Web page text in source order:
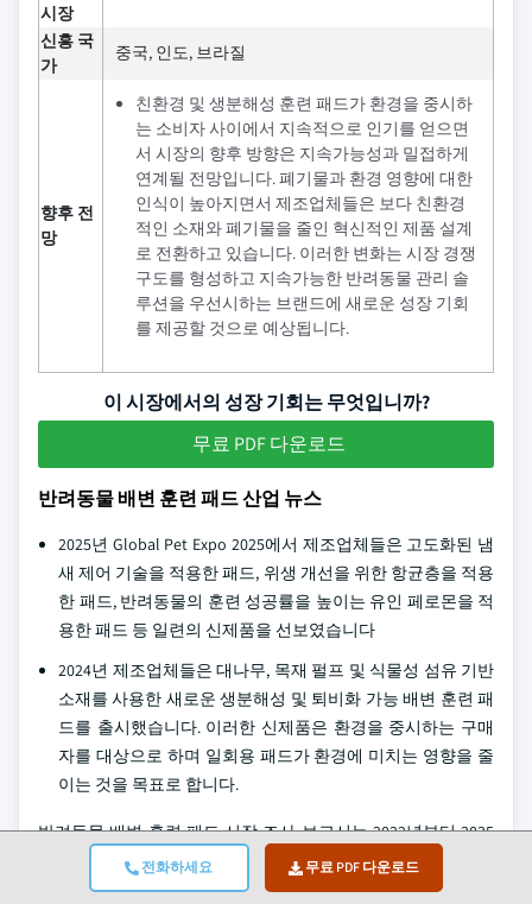
전화하세요 무료 PDF 다운로드
시장
신흥 국
가
중국, 인도, 브라질
향후 전
망
친환경 및 생분해성 훈련 패드가 환경을 중시하
는 소비자 사이에서 지속적으로 인기를 얻으면
서 시장의 향후 방향은 지속가능성과 밀접하게
연계될 전망입니다. 폐기물과 환경 영향에 대한
인식이 높아지면서 제조업체들은 보다 친환경
적인 소재와 폐기물을 줄인 혁신적인 제품 설계
로 전환하고 있습니다. 이러한 변화는 시장 경쟁
구도를 형성하고 지속가능한 반려동물 관리 솔
루션을 우선시하는 브랜드에 새로운 성장 기회
를 제공할 것으로 예상됩니다.
이 시장에서의 성장 기회는 무엇입니까?
무료 PDF 다운로드
반려동물 배변 훈련 패드 산업 뉴스
2025년 Global Pet Expo 2025에서 제조업체들은 고도화된 냄
새 제어 기술을 적용한 패드, 위생 개선을 위한 항균층을 적용
한 패드, 반려동물의 훈련 성공률을 높이는 유인 페로몬을 적
용한 패드 등 일련의 신제품을 선보였습니다
2024년 제조업체들은 대나무, 목재 펄프 및 식물성 섬유 기반
소재를 사용한 새로운 생분해성 및 퇴비화 가능 배변 훈련 패
드를 출시했습니다. 이러한 신제품은 환경을 중시하는 구매
자를 대상으로 하며 일회용 패드가 환경에 미치는 영향을 줄
이는 것을 목표로 합니다.
반려동물 배변 훈련 패드 시장 조사 보고서는 2022년부터 2035
년까지 매출(10억 미국 달러) 및 물량(100만 개)을 기준으로 추정
및 전망을 제시하며, 다음 부문을 심층적으로 다룹니다.